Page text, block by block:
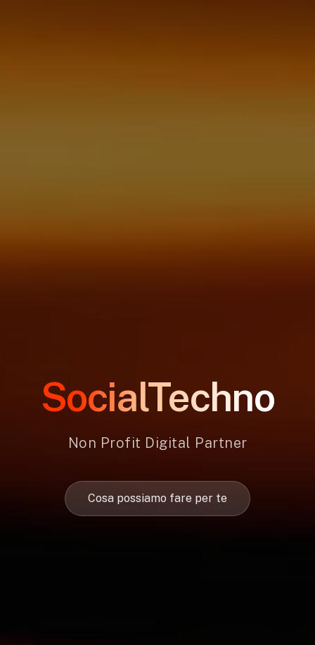
SocialTechno
Non Profit Digital Partner
Cosa possiamo fare per te